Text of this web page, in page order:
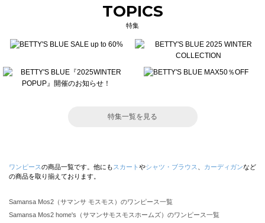
TOPICS
特集
特集一覧を見る
ワンピースの商品一覧です。他にも スカート やシャツ・ブラウス カーディガンなど
の商品を取り揃えております。
Samansa Mos2（サマンサ モスモス）のワンピース一覧
Samansa Mos2 home's（サマンサモスモスホームズ）のワンピース一覧